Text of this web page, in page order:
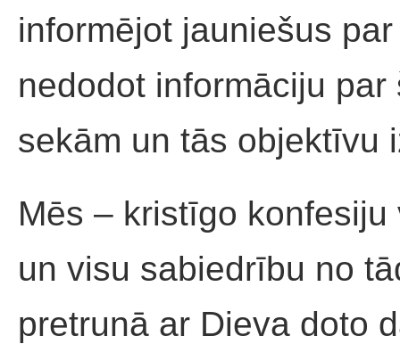
informējot jauniešus
nedodot informāciju
sekām un tās objektīvu
Mēs – kristīgo
un visu sabiedrību no
pretrunā ar Dieva doto